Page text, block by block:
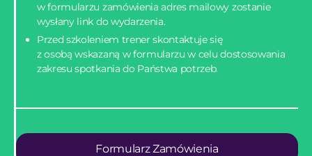
w formularzu zamówienia adres mailowy zostanie
wysłany link do wydarzenia.
Przed szkoleniem trener skontaktuje się
z osobą wskazaną w formularzu w celu dostosowania
zakresu spotkania do Państwa potrzeb.
Formularz Zamówienia